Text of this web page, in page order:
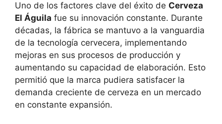
Uno de los factores clave del éxito de Cerveza
El Águila fue su innovación constante. Durante
décadas, la fábrica se mantuvo a la vanguardia
de la tecnología cervecera, implementando
mejoras en sus procesos de producción y
aumentando su capacidad de elaboración. Esto
permitió que la marca pudiera satisfacer la
demanda creciente de cerveza en un mercado
en constante expansión.